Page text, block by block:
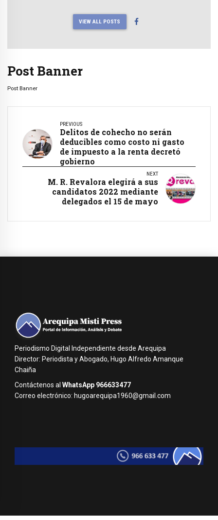
VIEW ALL POSTS
Post Banner
Post Banner
PREVIOUS
Delitos de cohecho no serán
deducibles como costo ni gasto
de impuesto a la renta decretó
gobierno
NEXT
M. R. Revalora elegirá a sus
candidatos 2022 mediante
delegados el 15 de mayo
Periodismo Digital Independiente desde Arequipa
Director: Periodista y Abogado, Hugo Alfredo Amanque
Chaiña
Contáctenos al WhatsApp 966633477
Correo electrónico: hugoarequipa1960@gmail.com